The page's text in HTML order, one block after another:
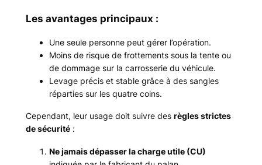
Les avantages principaux :
Une seule personne peut gérer l’opération.
Moins de risque de frottements sous la tente ou
de dommage sur la carrosserie du véhicule.
Levage précis et stable grâce à des sangles
réparties sur les quatre coins.
Cependant, leur usage doit suivre des règles strictes
de sécurité:
Ne jamais dépasser la charge utile (CU)